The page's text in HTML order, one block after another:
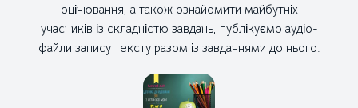
оцінювання, а також ознайомити майбутніх
учасників із складністю завдань, публікуємо аудіо-
файли запису тексту разом із завданнями до нього.